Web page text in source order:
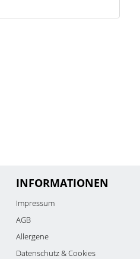
INFORMATIONEN
Impressum
AGB
Allergene
Datenschutz & Cookies